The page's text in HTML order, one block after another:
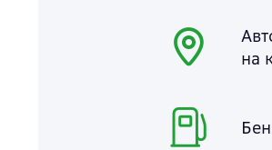
на